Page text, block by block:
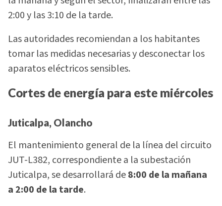
2:00 y las 3:10 de la tarde.
Las autoridades recomiendan a los habitantes
tomar las medidas necesarias y desconectar los
aparatos eléctricos sensibles.
Cortes de energía para este miércoles
Juticalpa, Olancho
El mantenimiento general de la línea del circuito
JUT-L382, correspondiente a la subestación
Juticalpa, se desarrollará de8:00 de la mañana
a 2:00 de la tarde.